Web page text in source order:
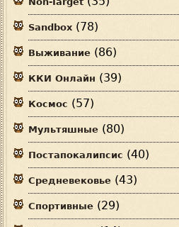
Sandbox (78)
Выживание (86)
ККИ Онлайн (39)
Космос (57)
Мультяшные (80)
Постапокалипсис (40)
Средневековье (43)
Спортивные (29)